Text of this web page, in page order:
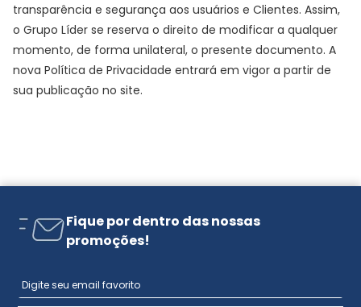
transparência e segurança aos usuários e Clientes. Assim,
o Grupo Líder se reserva o direito de modificar a qualquer
momento, de forma unilateral, o presente documento. A
nova Política de Privacidade entrará em vigor a partir de
sua publicação no site.
Fique por dentro das nossas
promoções!